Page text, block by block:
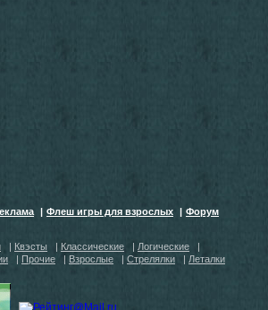
| Флеш игры для взрослых | Форум
| Квэсты | Классические | Логические
|
| Прочие | Взрослые | Стрелялки | Леталки